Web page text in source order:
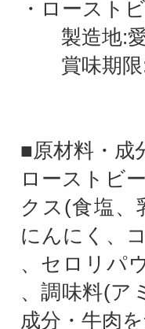
・ロースト
製造地:愛
賞味期限:
■原材料・成
ローストビ
クス(食塩、
にんにく、
、セロリパ
、調味料(ア
成分・牛肉